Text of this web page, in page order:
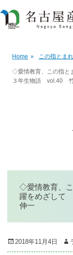
Home » この指とまれ
◇愛情教育、この指
３年生物語 vol.40
◇愛情教育、
躍をめざし
伸一
Posted
on
2018年11月4日